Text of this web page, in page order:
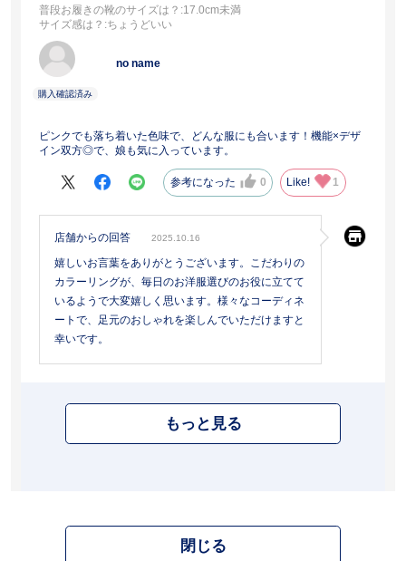
普段お履きの靴のサイズは？ :17.0cm未満
サイズ感は？ :ちょうどいい
no name
ピンクでも落ち着いた色味で、どんな服にも合います！機能×デザ
イン双方◎で、娘も気に入っています。
参考になった 0 Like! 1
店舗からの回答 2025.10.16
嬉しいお言葉をありがとうございます。こだわりの
カラーリングが、毎日のお洋服選びのお役に立てて
いるようで大変嬉しく思います。様々なコーディネ
ートで、足元のおしゃれを楽しんでいただけますと
幸いです。
もっと見る
閉じる